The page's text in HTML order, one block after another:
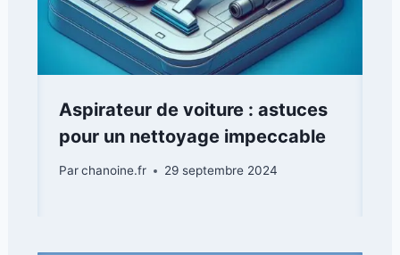
Aspirateur de voiture : astuces
pour un nettoyage impeccable
Parchanoine.fr 29 septembre 2024